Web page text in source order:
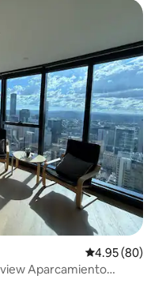
Calificación
4.95 (80)
Aparcamiento